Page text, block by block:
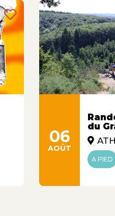
06
AOÛT
du
A PIED